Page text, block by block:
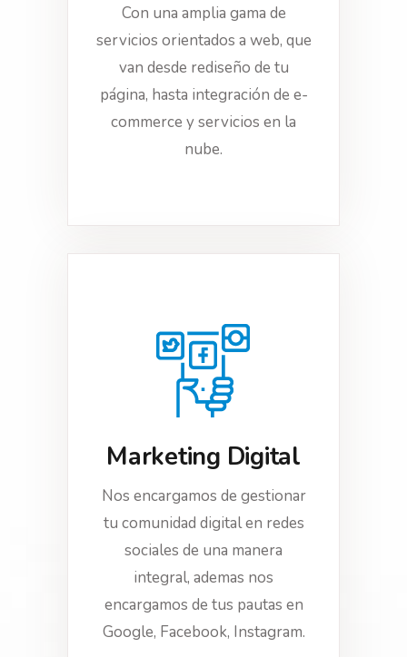
Con una amplia gama de
servicios orientados a web, que
van desde rediseño de tu
página, hasta integración de e-
commerce y servicios en la
nube.
Marketing Digital
Nos encargamos de gestionar
tu comunidad digital en redes
sociales de una manera
integral, ademas nos
encargamos de tus pautas en
Google, Facebook, Instagram.